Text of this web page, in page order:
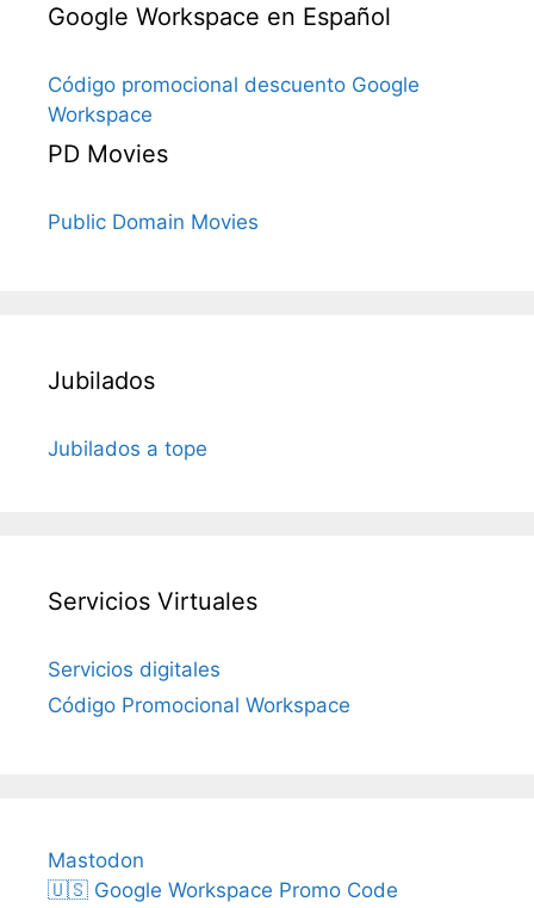
Google Workspace en Español
Código promocional descuento Google
Workspace
PD Movies
Public Domain Movies
Jubilados
Jubilados a tope
Servicios Virtuales
Servicios digitales
Código Promocional Workspace
Mastodon
🇺🇸 Google Workspace Promo Code